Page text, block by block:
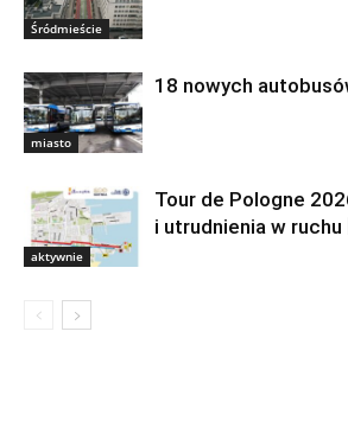
Śródmieście
miasto
18 nowych
aktywnie
Tour de Pologne
i utrudnienia w